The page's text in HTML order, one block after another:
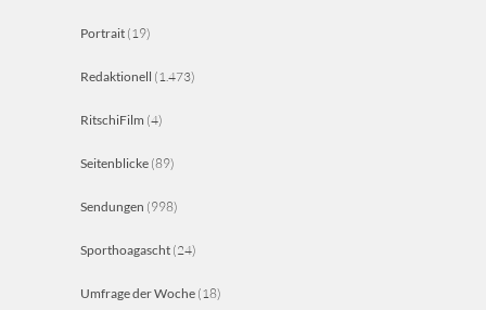
Portrait (19)
Redaktionell (1.473)
RitschiFilm (4)
Seitenblicke (89)
Sendungen (998)
Sporthoagascht (24)
Umfrage der Woche (18)